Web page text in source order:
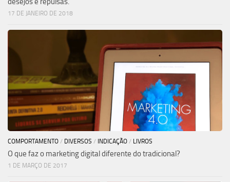
17 DE JANEIRO DE 2018
COMPORTAMENTO / DIVERSOS / INDICAÇÃO / LIVROS
O que faz o marketing digital diferente do tradicional?
1 DE MARÇO DE 2017